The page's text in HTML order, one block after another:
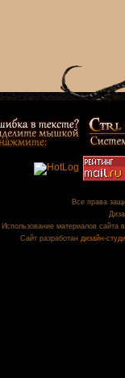
Все права
Использование материалов сайта
Сайт разработан дизайн-